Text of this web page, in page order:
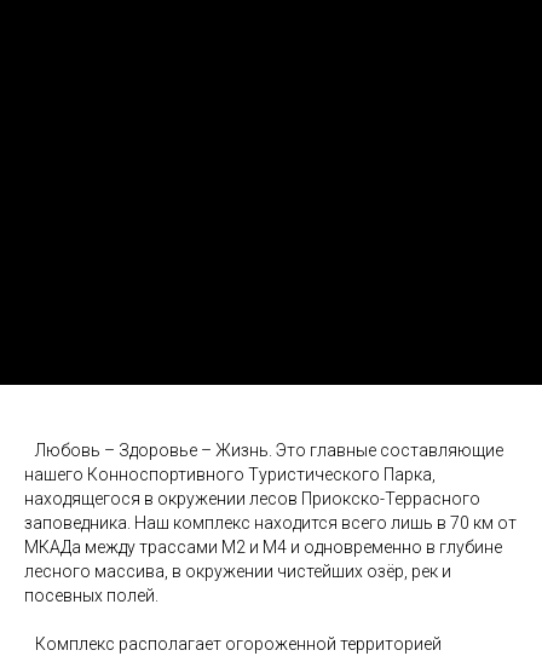
Любовь – Здоровье – Жизнь. Это главные составляющие
нашего Конноспортивного Туристического Парка,
находящегося в окружении лесов Приокско-Террасного
заповедника. Наш комплекс находится всего лишь в 70 км от
МКАДа между трассами М2 и М4 и одновременно в глубине
лесного массива, в окружении чистейших озёр, рек и
посевных полей.
Комплекс располагает огороженной территорией